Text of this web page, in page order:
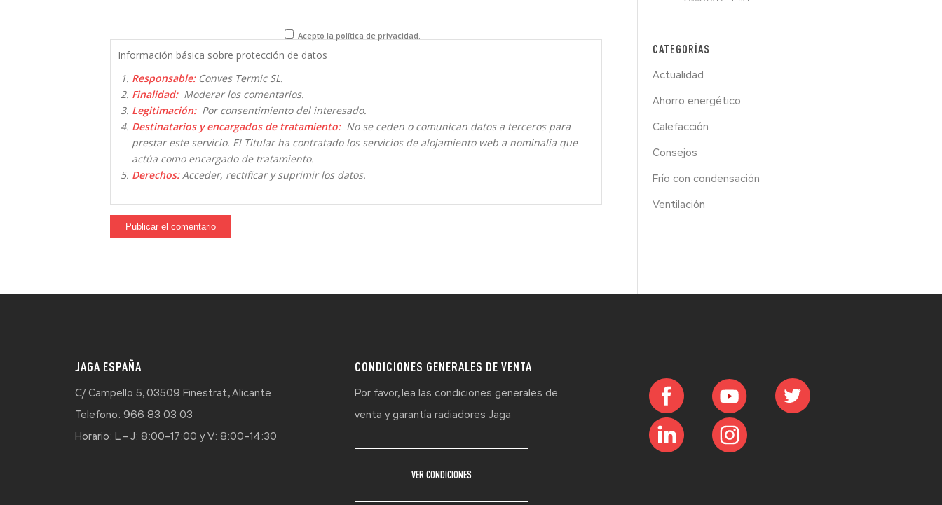
Acepto la política de privacidad.
Información básica sobre protección de datos
Responsable:Conves Termic SL.
Finalidad:Moderar los comentarios.
Legitimación:Por consentimiento del interesado.
Destinatarios y encargados de tratamiento:No se ceden o comunican datos a terceros para
prestar este servicio. El Titular ha contratado los servicios de alojamiento web a nominalia que
actúa como encargado de tratamiento.
Derechos:Acceder, rectificar y suprimir los datos.
CATEGORÍAS
Actualidad
Ahorro energético
Calefacción
Consejos
Frío con condensación
Ventilación
JAGA ESPAÑA
C/ Campello 5, 03509 Finestrat, Alicante
Telefono: 966 83 03 03
Horario: L – J: 8:00–17:00 y V: 8:00–14:30
CONDICIONES GENERALES DE VENTA
Por favor, lea las condiciones generales de
venta y garantía radiadores Jaga
VER CONDICIONES